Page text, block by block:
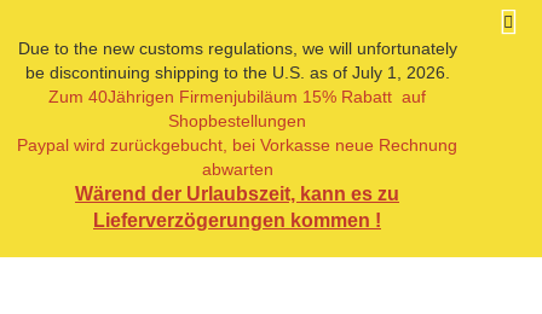
Due to the new customs regulations, we will unfortunately
be discontinuing shipping to the U.S. as of July 1, 2026.
Zum 40Jährigen Firmenjubiläum 15% Rabatt auf
Shopbestellungen
Paypal wird zurückgebucht, bei Vorkasse neue Rechnung
abwarten
Wärend der Urlaubszeit, kann es zu
Lieferverzögerungen kommen !
« Erster « zurück weiter »
Letzter »
Artikel in dieser Kategorie
Tanne Hochstamm Profiline